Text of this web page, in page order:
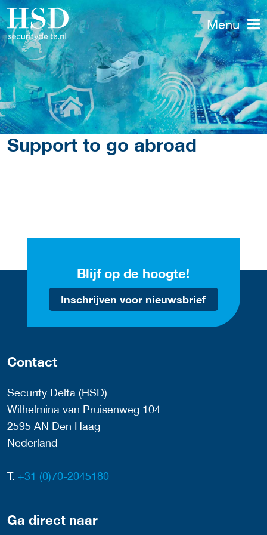
Menu
Support to go abroad
Blijf op de hoogte!
Inschrijven voor nieuwsbrief
Contact
Security Delta (HSD)
Wilhelmina van Pruisenweg 104
2595 AN Den Haag
Nederland
T: +31 (0)70-2045180
Ga direct naar